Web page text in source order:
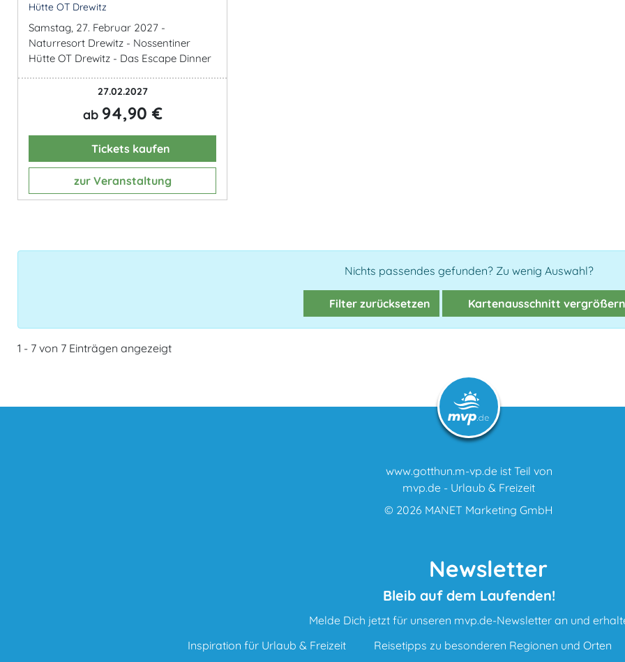
Hütte OT Drewitz
Samstag, 27. Februar 2027 -
Naturresort Drewitz - Nossentiner
Hütte OT Drewitz - Das Escape Dinner
27.02.2027
ab 94,90 €
Tickets kaufen
zur Veranstaltung
Nichts passendes gefunden? Zu wenig Auswahl?
Filter zurücksetzen Kartenausschnitt vergrößern
1 - 7 von 7 Einträgen angezeigt
www.gotthun.m-vp.de ist Teil von
mvp.de - Urlaub & Freizeit
© 2026 MANET Marketing GmbH
Newsletter
Bleib auf dem Laufenden!
Melde Dich jetzt für unseren mvp.de-Newsletter an und
Inspiration für Urlaub & Freizeit
Reisetipps zu besonderen Regionen und Orten